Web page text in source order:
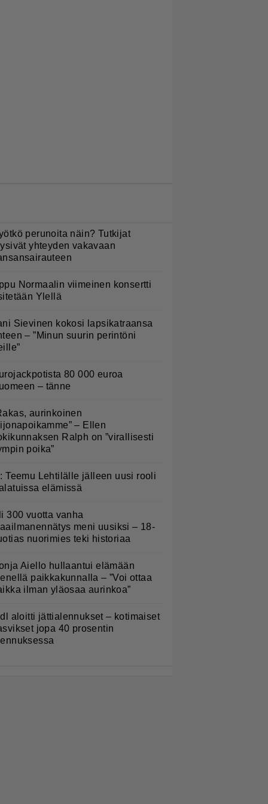
perunoita näin? Tutkijat
yhteyden vakavaan
Normaalin viimeinen konsertti
Ylellä
Sievinen kokosi lapsikatraansa
– ”Minun suurin perintöni
80 000 euroa
– tänne
aurinkoinen
– Ellen
Ralph on ”virallisesti
poika”
Teemu Lehtilälle jälleen uusi rooli
elämissä
300 vuotta vanha
meni uusiksi – 18-
nuorimies teki historiaa
Aiello hullaantui elämään
paikkakunnalla – ”Voi ottaa
ilman yläosaa aurinkoa”
aloitti jättialennukset – kotimaiset
jopa 40 prosentin